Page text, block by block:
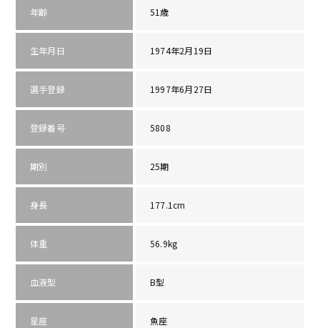
年齢 51歳
生年月日 1974年2月19日
選手登録 1997年6月27日
登録番号 5808
期別 25期
身長 177.1cm
体重 56.9kg
血液型 B型
星座 魚座